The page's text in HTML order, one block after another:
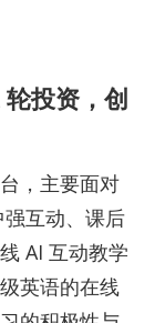
投资，创
，主要面对
互动、课后
AI 互动教学
英语的在线